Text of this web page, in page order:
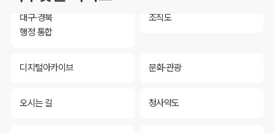
대구·경북
행정 통합
조직도
디지털아카이브 문화·관광
오시는 길 청사약도